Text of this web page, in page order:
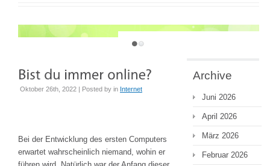
JUST ANOTHER WORDPRESS SITE
Oktober 26th, 2022 | Posted by in Internet
Bei der Entwicklung des ersten Computers
erwartet wahrscheinlich niemand, wohin er
Archive
Juni 2026
April 2026
März 2026
Februar 2026